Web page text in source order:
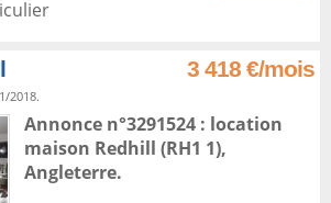
3 418 €/mois
2018.
Annonce n°3291524 : location
maison Redhill (RH1 1),
Angleterre.